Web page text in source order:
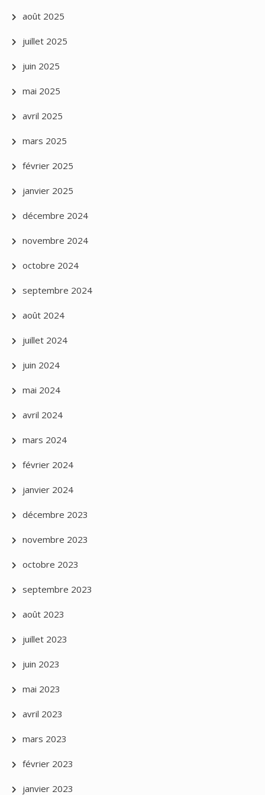
août 2025
juillet 2025
juin 2025
mai 2025
avril 2025
mars 2025
février 2025
janvier 2025
décembre 2024
novembre 2024
octobre 2024
septembre 2024
août 2024
juillet 2024
juin 2024
mai 2024
avril 2024
mars 2024
février 2024
janvier 2024
décembre 2023
novembre 2023
octobre 2023
septembre 2023
août 2023
juillet 2023
juin 2023
mai 2023
avril 2023
mars 2023
février 2023
janvier 2023